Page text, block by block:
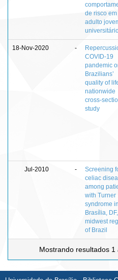
de risco em
adulto
18-Nov-2020 -
COVID-19
pandemic
Brazilians’
quality of
nationwide
cross-
study
Jul-2010 -
Screening
celiac
among
with Turner
syndrome in
Brasília, DF,
midwest
of Brazil
Mostrando resultados 1